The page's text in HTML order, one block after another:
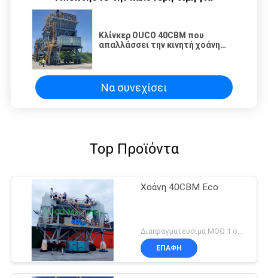
Κλίνκερ OUCO 40CBM που
απαλλάσσει την κινητή χοάνη
Να συνεχίσει
Top Προϊόντα
Χοάνη 40CBM Eco
ΕΠΑΦΉ